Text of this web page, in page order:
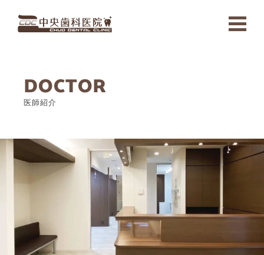
医院案内
治療内容
予防歯科
義歯・入れ歯
DOCTOR
医師紹介